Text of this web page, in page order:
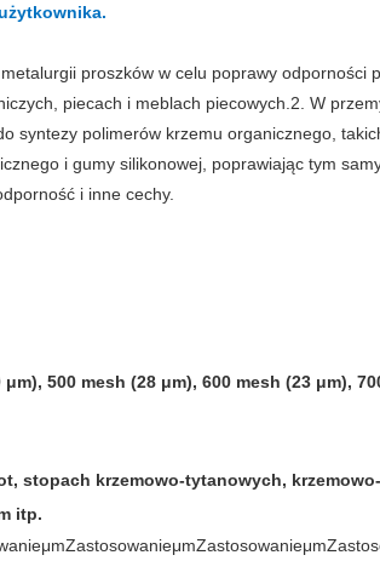
proszków w celu poprawy odporności
piecach i meblach piecowych. 2. W
syntezy polimerów krzemu organicznego,
i gumy silikonowej, poprawiając tym
i inne cechy.
500 mesh (28 μm), 600 mesh (23 μm),
stopach krzemowo-tytanowych, krzemowo-
itp.
μmZastosowanieμmZastosowanieμm